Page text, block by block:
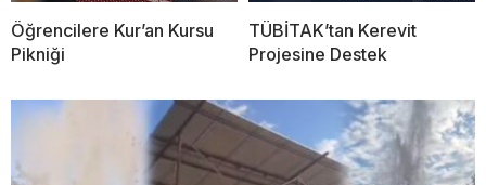
Öğrencilere Kur’an Kursu
Pikniği
TÜBİTAK’tan Kerevit
Projesine Destek